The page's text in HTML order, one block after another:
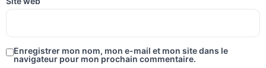
Enregistrer mon nom, mon e-mail et mon site dans le
navigateur pour mon prochain commentaire.